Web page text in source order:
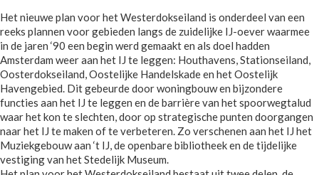
Het nieuwe plan voor het Westerdokseiland is onderdeel van een
reeks plannen voor gebieden langs de zuidelijke IJ-oever waarmee
in de jaren ‘90 een begin werd gemaakt en als doel hadden
Amsterdam weer aan het IJ te leggen: Houthavens, Stationseiland,
Oosterdokseiland, Oostelijke Handelskade en het Oostelijk
Havengebied. Dit gebeurde door woningbouw en bijzondere
functies aan het IJ te leggen en de barrière van het spoorwegtalud
waar het kon te slechten, door op strategische punten doorgangen
naar het IJ te maken of te verbeteren. Zo verschenen aan het IJ het
Muziekgebouw aan ‘t IJ, de openbare bibliotheek en de tijdelijke
vestiging van het Stedelijk Museum.